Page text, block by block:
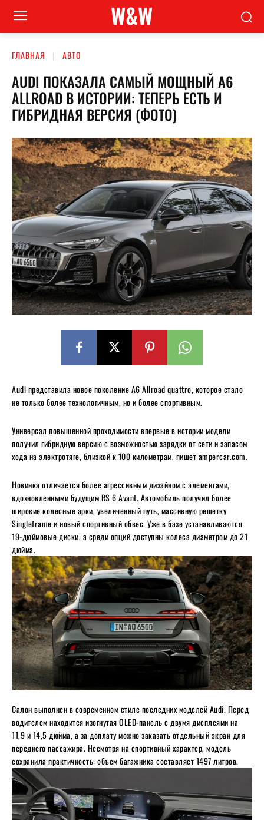
W&W
ГЛАВНАЯ АВТО
AUDI ПОКАЗАЛА САМЫЙ МОЩНЫЙ A6
ALLROAD В ИСТОРИИ: ТЕПЕРЬ ЕСТЬ И
ГИБРИДНАЯ ВЕРСИЯ (ФОТО)
Audi представила новое поколение A6 Allroad quattro, которое стало
не только более технологичным, но и более спортивным.
Универсал повышенной проходимости впервые в истории модели
получил гибридную версию с возможностью зарядки от сети и запасом
хода на электротяге, близкой к 100 километрам, пишет ampercar.com.
Новинка отличается более агрессивным дизайном с элементами,
вдохновленными будущим RS 6 Avant. Автомобиль получил более
широкие колесные арки, увеличенный путь, массивную решетку
Singleframe и новый спортивный обвес. Уже в базе устанавливаются
19-дюймовые диски, а среди опций доступны колеса диаметром до 21
дюйма.
Салон выполнен в современном стиле последних моделей Audi. Перед
водителем находится изогнутая OLED-панель с двумя дисплеями на
11,9 и 14,5 дюйма, а за доплату можно заказать отдельный экран для
переднего пассажира. Несмотря на спортивный характер, модель
сохранила практичность: объем багажника составляет 1497 литров.